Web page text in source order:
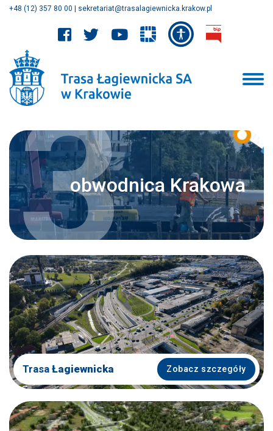
+48 (12) 357 80 00 sekretariat@trasalagiewnicka.krakow.pl
3obwodnica Krakowa
Trasa Łagiewnicka Zobacz szczegóły